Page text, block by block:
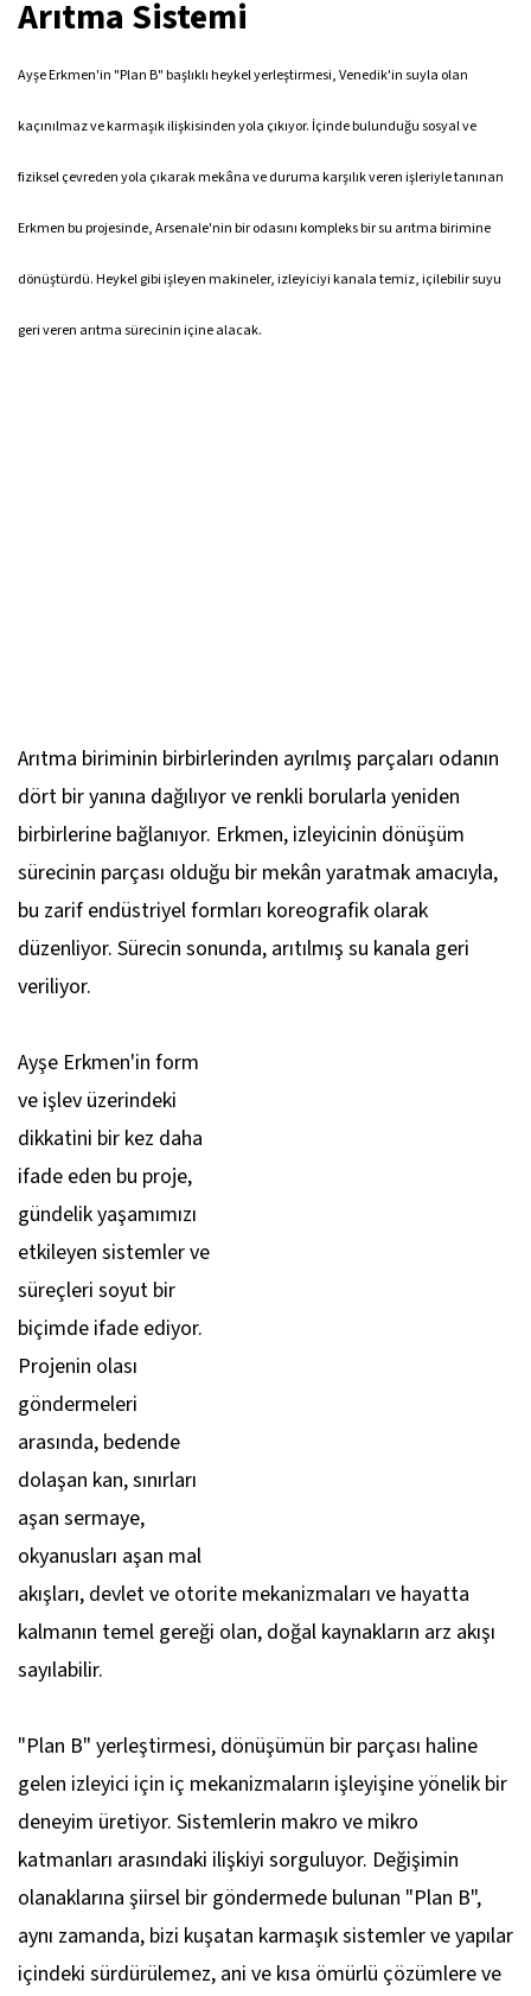
Arıtma Sistemi
Ayşe Erkmen'in "Plan B" başlıklı heykel yerleştirmesi, Venedik'in suyla olan
kaçınılmaz ve karmaşık ilişkisinden yola çıkıyor. İçinde bulunduğu sosyal ve
fiziksel çevreden yola çıkarak mekâna ve duruma karşılık veren işleriyle tanınan
Erkmen bu projesinde, Arsenale'nin bir odasını kompleks bir su arıtma birimine
dönüştürdü. Heykel gibi işleyen makineler, izleyiciyi kanala temiz, içilebilir suyu
geri veren arıtma sürecinin içine alacak.
Arıtma biriminin birbirlerinden ayrılmış parçaları odanın
dört bir yanına dağılıyor ve renkli borularla yeniden
birbirlerine bağlanıyor. Erkmen, izleyicinin dönüşüm
sürecinin parçası olduğu bir mekân yaratmak amacıyla,
bu zarif endüstriyel formları koreografik olarak
düzenliyor. Sürecin sonunda, arıtılmış su kanala geri
veriliyor.
Ayşe Erkmen'in form
ve işlev üzerindeki
dikkatini bir kez daha
ifade eden bu proje,
gündelik yaşamımızı
etkileyen sistemler ve
süreçleri soyut bir
biçimde ifade ediyor.
Projenin olası
göndermeleri
arasında, bedende
dolaşan kan, sınırları
aşan sermaye,
okyanusları aşan mal
akışları, devlet ve otorite mekanizmaları ve hayatta
kalmanın temel gereği olan, doğal kaynakların arz akışı
sayılabilir.
"Plan B" yerleştirmesi, dönüşümün bir parçası haline
gelen izleyici için iç mekanizmaların işleyişine yönelik bir
deneyim üretiyor. Sistemlerin makro ve mikro
katmanları arasındaki ilişkiyi sorguluyor. Değişimin
olanaklarına şiirsel bir göndermede bulunan "Plan B",
aynı zamanda, bizi kuşatan karmaşık sistemler ve yapılar
içindeki sürdürülemez, ani ve kısa ömürlü çözümlere ve